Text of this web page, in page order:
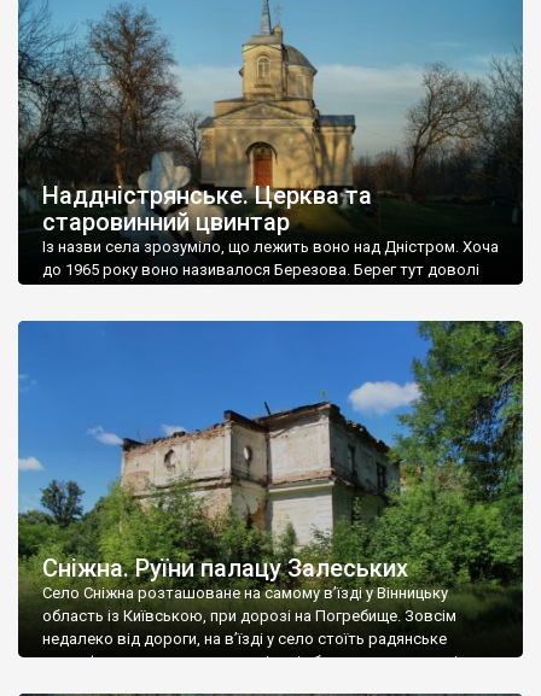
мовою. За всіма традиційними ознаками – цвинтар
український. Хрести датуються 19 століттям. У 1924-1940
роках Болган […]
Наддністрянське. Церква та
старовинний цвинтар
Із назви села зрозуміло, що лежить воно над Дністром. Хоча
до 1965 року воно називалося Березова. Берег тут доволі
Наддністрянське відрізняється від більшості навколишніх
сіл. У селі є мурована Михайлівська церква. Точної дати […]
Сніжна. Руїни палацу Залеських
Село Сніжна розташоване на самому в’їзді у Вінницьку
область із Київською, при дорозі на Погребище. Зовсім
недалеко від дороги, на в’їзді у село стоїть радянське
рельєфне пано, яке показує жінку і яблуню, а трохи далі, десь